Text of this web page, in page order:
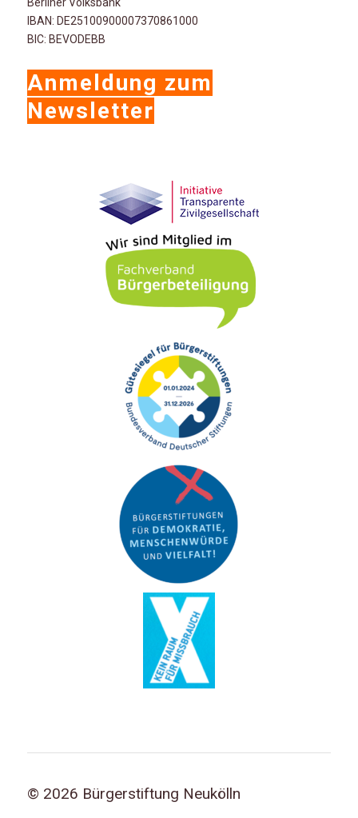
IBAN: DE25100900007370861000
BIC: BEVODEBB
Anmeldung zum
Newsletter
© 2026 Bürgerstiftung Neukölln